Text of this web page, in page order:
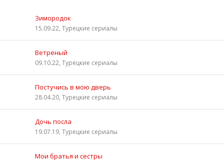
Зимородок
15.09.22, Турецкие сериалы
Ветреный
09.10.22, Турецкие сериалы
Постучись в мою дверь
28.04.20, Турецкие сериалы
Дочь посла
19.07.19, Турецкие сериалы
Мои братья и сестры